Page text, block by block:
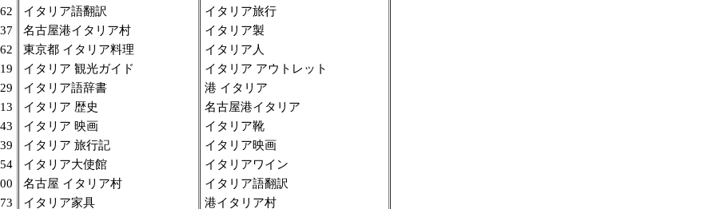
イタリア語翻訳
名古屋港イタリア村
東京都 イタリア料理
イタリア 観光ガイド
イタリア語辞書
イタリア 歴史
イタリア 映画
イタリア 旅行記
イタリア大使館
名古屋 イタリア村
イタリア家具
イタリア旅行
イタリア製
イタリア人
イタリア アウトレット
港 イタリア
名古屋港イタリア
イタリア靴
イタリア映画
イタリアワイン
イタリア語翻訳
港イタリア村